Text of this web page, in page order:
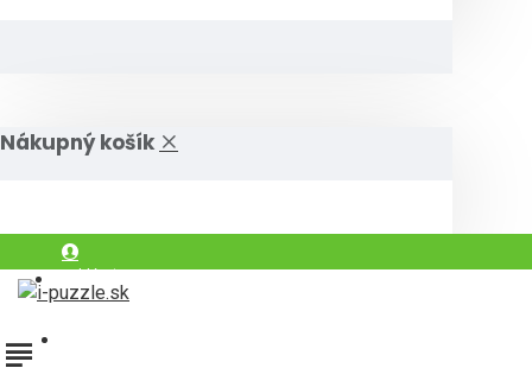
Nákupný košík